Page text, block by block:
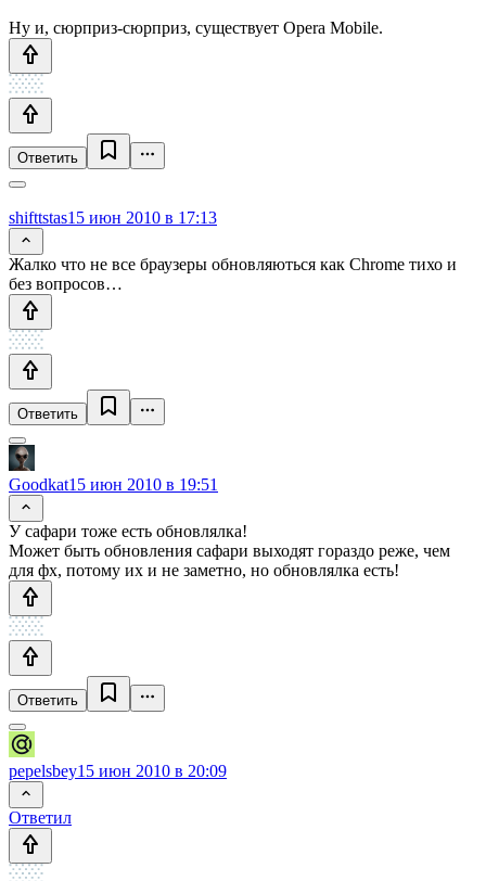
Ну и, сюрприз-сюрприз, существует Opera Mobile.
Ответить
shifttstas15 июн 2010 в 17:13
Жалко что не все браузеры обновляються как Chrome тихо и
без вопросов…
Ответить
Goodkat15 июн 2010 в 19:51
У сафари тоже есть обновлялка!
Может быть обновления сафари выходят гораздо реже, чем
для фх, потому их и не заметно, но обновлялка есть!
Ответить
pepelsbey15 июн 2010 в 20:09
Ответил